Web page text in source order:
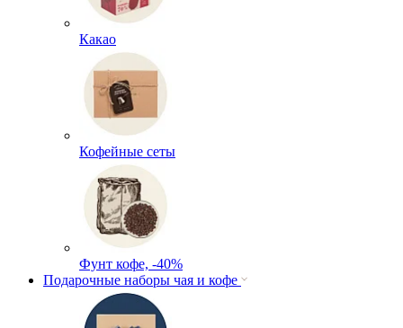
Какао
Кофейные сеты
Фунт кофе, -40%
Подарочные наборы чая и кофе